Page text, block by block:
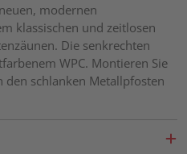
modernen
klassischen und zeitlosen
Die senkrechten
WPC. Montieren Sie
den schlanken Metallpfosten